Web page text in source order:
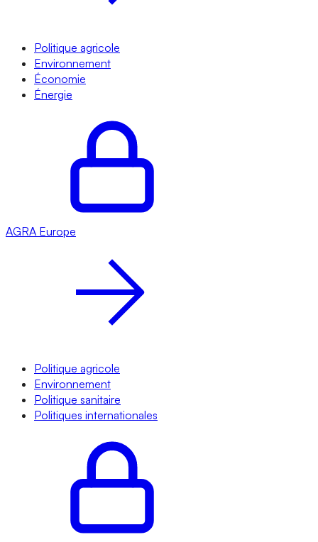
Politique agricole
Environnement
Économie
Énergie
AGRA Europe
Politique agricole
Environnement
Politique sanitaire
Politiques internationales